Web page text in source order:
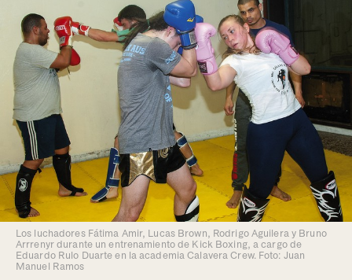
Los luchadores Fátima Amir, Lucas Brown, Rodrigo Aguilera y Bruno
Arrrenyr durante un entrenamiento de Kick Boxing, a cargo de
Eduardo Rulo Duarte en la academia Calavera Crew. Foto: Juan
Manuel Ramos